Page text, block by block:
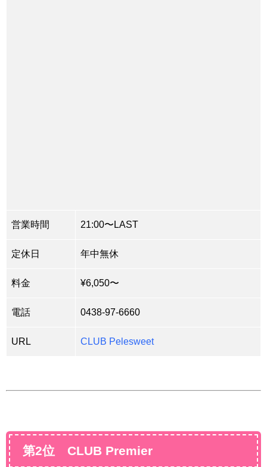
営業時間 21:00〜LAST
定休日 年中無休
料金 ¥6,050〜
電話 0438-97-6660
URL CLUB Pelesweet
第2位 CLUB Premier